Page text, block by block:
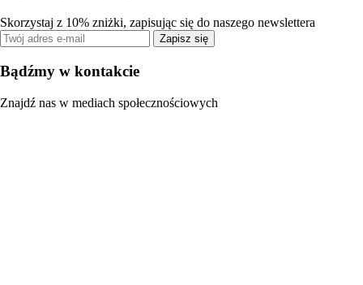
Skorzystaj z 10% zniżki, zapisując się do naszego newslettera
Zapisz się
Bądźmy w kontakcie
Znajdź nas w mediach społecznościowych